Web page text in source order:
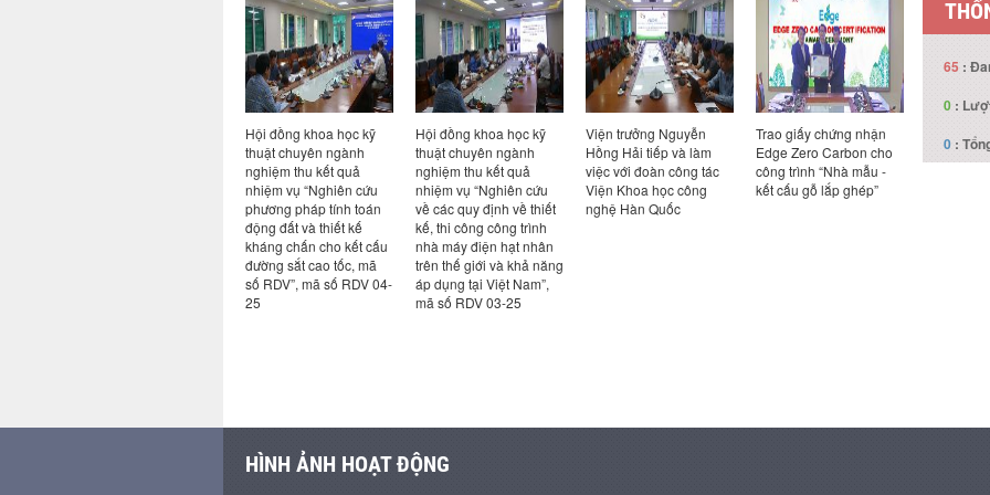
nhiệm vụ “Nghiên cứu
phương pháp tính toán
kháng chấn cho kết cấu
đường sắt cao tốc, mã
số RDV”, mã số RDV 04-
Hội đồng khoa học kỹ
thuật chuyên ngành
nghiệm thu kết quả
nhiệm vụ “Nghiên cứu
về các quy định về thiết
kế, thi công công trình
nhà máy điện hạt nhân
trên thế giới và khả năng
áp dụng tại Việt Nam”,
Viện trưởng Nguyễn
Hồng Hải tiếp và làm
việc với đoàn công tác
Viện Khoa học công
nghệ Hàn Quốc
Trao giấy chứng nhận
Edge Zero Carbon cho
công trình “Nhà mẫu -
kết cấu gỗ lắp ghép”
Viện trưởng Nguyễn
Hồng Hải tiếp và làm
việc với đoàn công tác
Đại sứ quán Canada
65 :
0 :
0 :
HÌNH ẢNH HOẠT ĐỘNG